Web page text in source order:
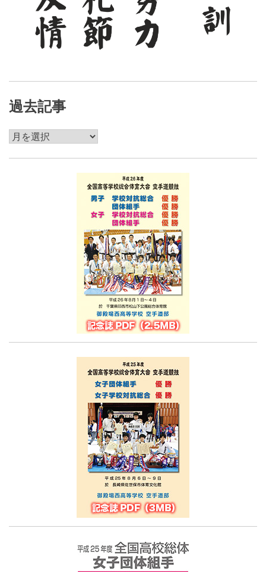
過去記事
過